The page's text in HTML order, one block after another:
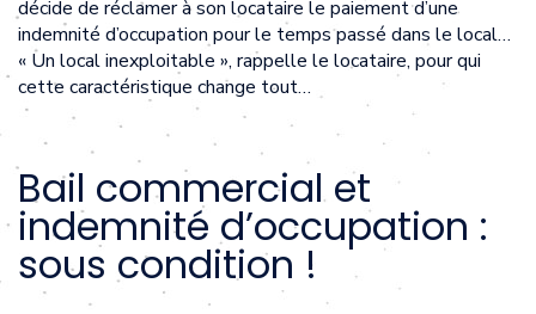
décide de réclamer à son locataire le paiement d’une
indemnité d’occupation pour le temps passé dans le local…
« Un local inexploitable », rappelle le locataire, pour qui
cette caractéristique change tout…
Bail commercial et
indemnité d’occupation :
sous condition !